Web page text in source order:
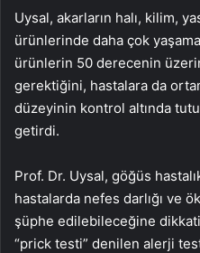
Uysal, akarların halı, kilim,
ürünlerinde daha çok
ürünlerin 50 derecenin
gerektiğini, hastalara da
düzeyinin kontrol altında
getirdi.
Prof. Dr. Uysal, göğüs
hastalarda nefes darlığı ve
şüphe edilebileceğine
“prick testi” denilen alerji